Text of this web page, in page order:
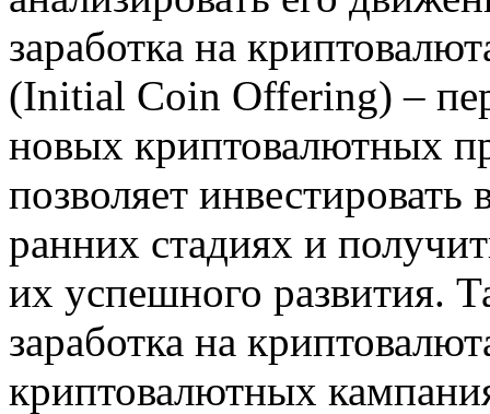
заработка на
(Initial Coin Offering) –
новых криптовалютных
позволяет
ранних стадиях и
их успешного развития.
заработка на
криптовалютных